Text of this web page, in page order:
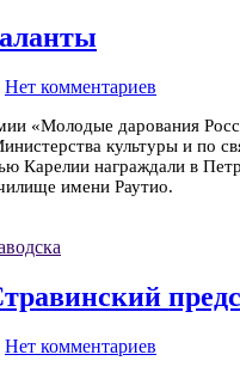
Нет комментариев
«Молодые дарования
культуры и по
Карелии награждали в
имени Раутио.
Нет комментариев